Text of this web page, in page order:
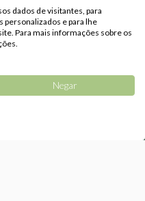
dados de visitantes, para
e para lhe
Para mais informações sobre os
Negar